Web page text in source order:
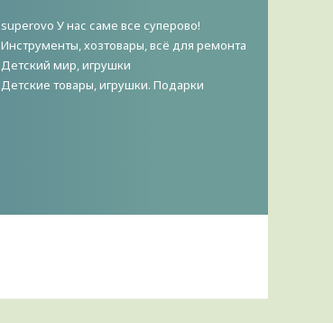
superovo У нас саме все суперово!
Инструменты, хозтовары, всё для ремонта
Детский мир, игрушки
Детские товары, игрушки. Подарки